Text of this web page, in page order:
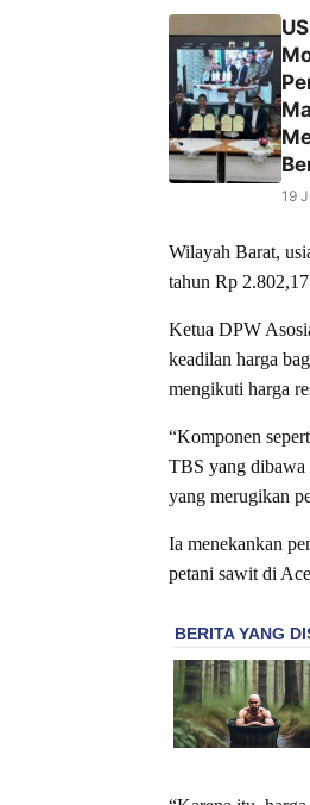
19
Wilayah Barat,
tahun Rp
Ketua DPW
keadilan harga
mengikuti harga
“Komponen
TBS yang dibawa
yang merugikan
Ia menekankan
petani sawit di